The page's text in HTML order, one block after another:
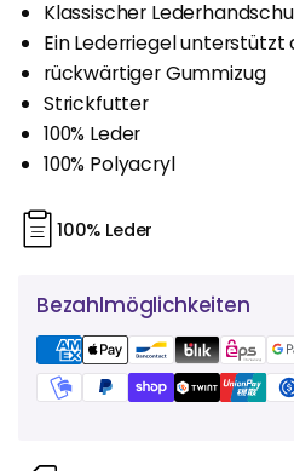
Klassischer
Ein Lederriegel
rückwärtiger Gummizug
Strickfutter
100% Leder
100% Polyacryl
100% Leder
Bezahlmöglichkeiten